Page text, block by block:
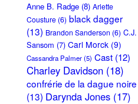
Anne B. Radge (8) Arlette
Cousture (6) black dagger
(13) Brandon Sanderson (6) C.J.
Sansom (7) Carl Morck (9)
Cassandra Palmer(5) Cast (12)
Charley Davidson (18)
confrérie de la dague noire
(13) Darynda Jones (17)